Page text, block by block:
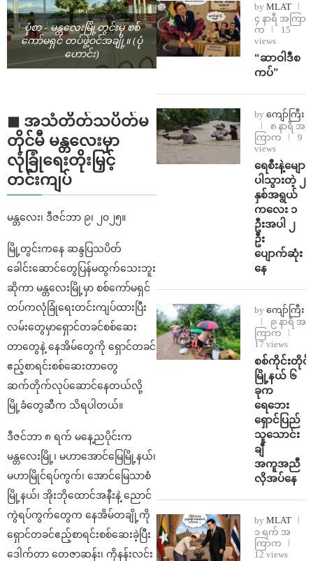
ပုံစာ - မန္တလေးမြို့တွင်းမှ စစ်
ကော်မရှင် တပ်ဖွဲ့ဝင်အချို့။ (ပုံ
ဟောင်း)
◼ အသံတိတ်သပိတ်မ
တိုင်မီ မန္တလေးမှာ
လုံခြုံရေးတိုးမြှင့်
တင်းကျပ်
မန္တလေး၊ ဒီဇင်ဘာ ၉၊ ၂၀၂၅။
မြို့တွင်းကနေ ဆန္ဒပြသပိတ်
ခေါင်းဆောင်တွေပြန်မထွက်သေးဘူး
ဆိုကာ မန္တလေးမြို့မှာ စစ်ကော်မရှင်
တပ်ကလုံခြုံရေးတင်းကျပ်ထားပြီး
လမ်းတွေမှာရှောင်တခင်စစ်ဆေး
တာ‌‌တွေနဲ့ နေအိမ်တွေကို ရှောင်တခင်
ဧည့်စာရင်းစစ်ဆေးတာတွေ
ဆက်တိုက်လုပ်ဆောင်နေတယ်လို့
မြို့ခံတွေဆီက သိရပါတယ်။
ဒီဇင်ဘာ ၈ ရက် မနေ့ညပိုင်းက
မန္တလေးမြို့၊ မဟာအောင်မြေမြို့နယ်၊
မဟာမြိုင်ရပ်ကွက်၊ အောင်မြေသာစံ
မြို့နယ်၊ အိုးဘိုထောင်အနီးနဲ့ ညောင်
ကွဲရပ်ကွက်တွေက နေအိမ်တချို့ကို
ရှောင်တခင်ဧည့်စာရင်းစစ်ဆေးခဲ့ပြီး
ဒေါက်တာ တေဇာဆန်း၊ ကိုနန်းလင်း
by MLAT
၄ နာရီ အကြာ
က
15
views
“ဆာဝါဒီစ
ကပ်”
by ကျော်ကြီး
၈ နာရီ အ
ကြာက
9
views
ရေစီးနဲ့မျော
ပါသွားတဲ့ ၂
နှစ်အရွယ်
ကလေး ၁
ဦးအပါ ၂
ဦး
ပျောက်ဆုံး
နေ
by ကျော်ကြီး
၉ နာရီ အ
ကြာက
17 views
စစ်ကိုင်းတိုင်း
မြို့နယ် ၆
ခုက
ရေဘေး
ရှောင်ပြည်
သူသောင်း
ချီ
အကူအညီ
လိုအပ်နေ
by MLAT
၁ ရက် အ
ကြာက
12 views